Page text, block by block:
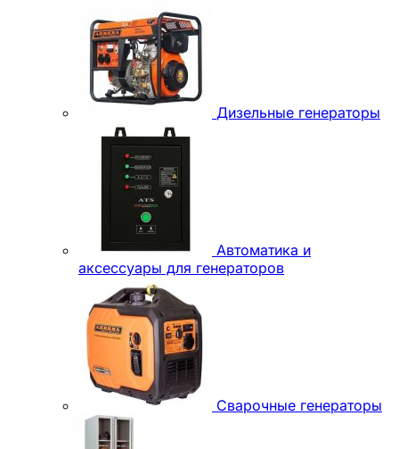
Дизельные генераторы
Автоматика и
аксессуары для генераторов
Сварочные генераторы